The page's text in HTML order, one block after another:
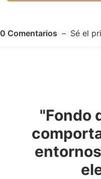
0 Comentarios Sé el
"Fondo